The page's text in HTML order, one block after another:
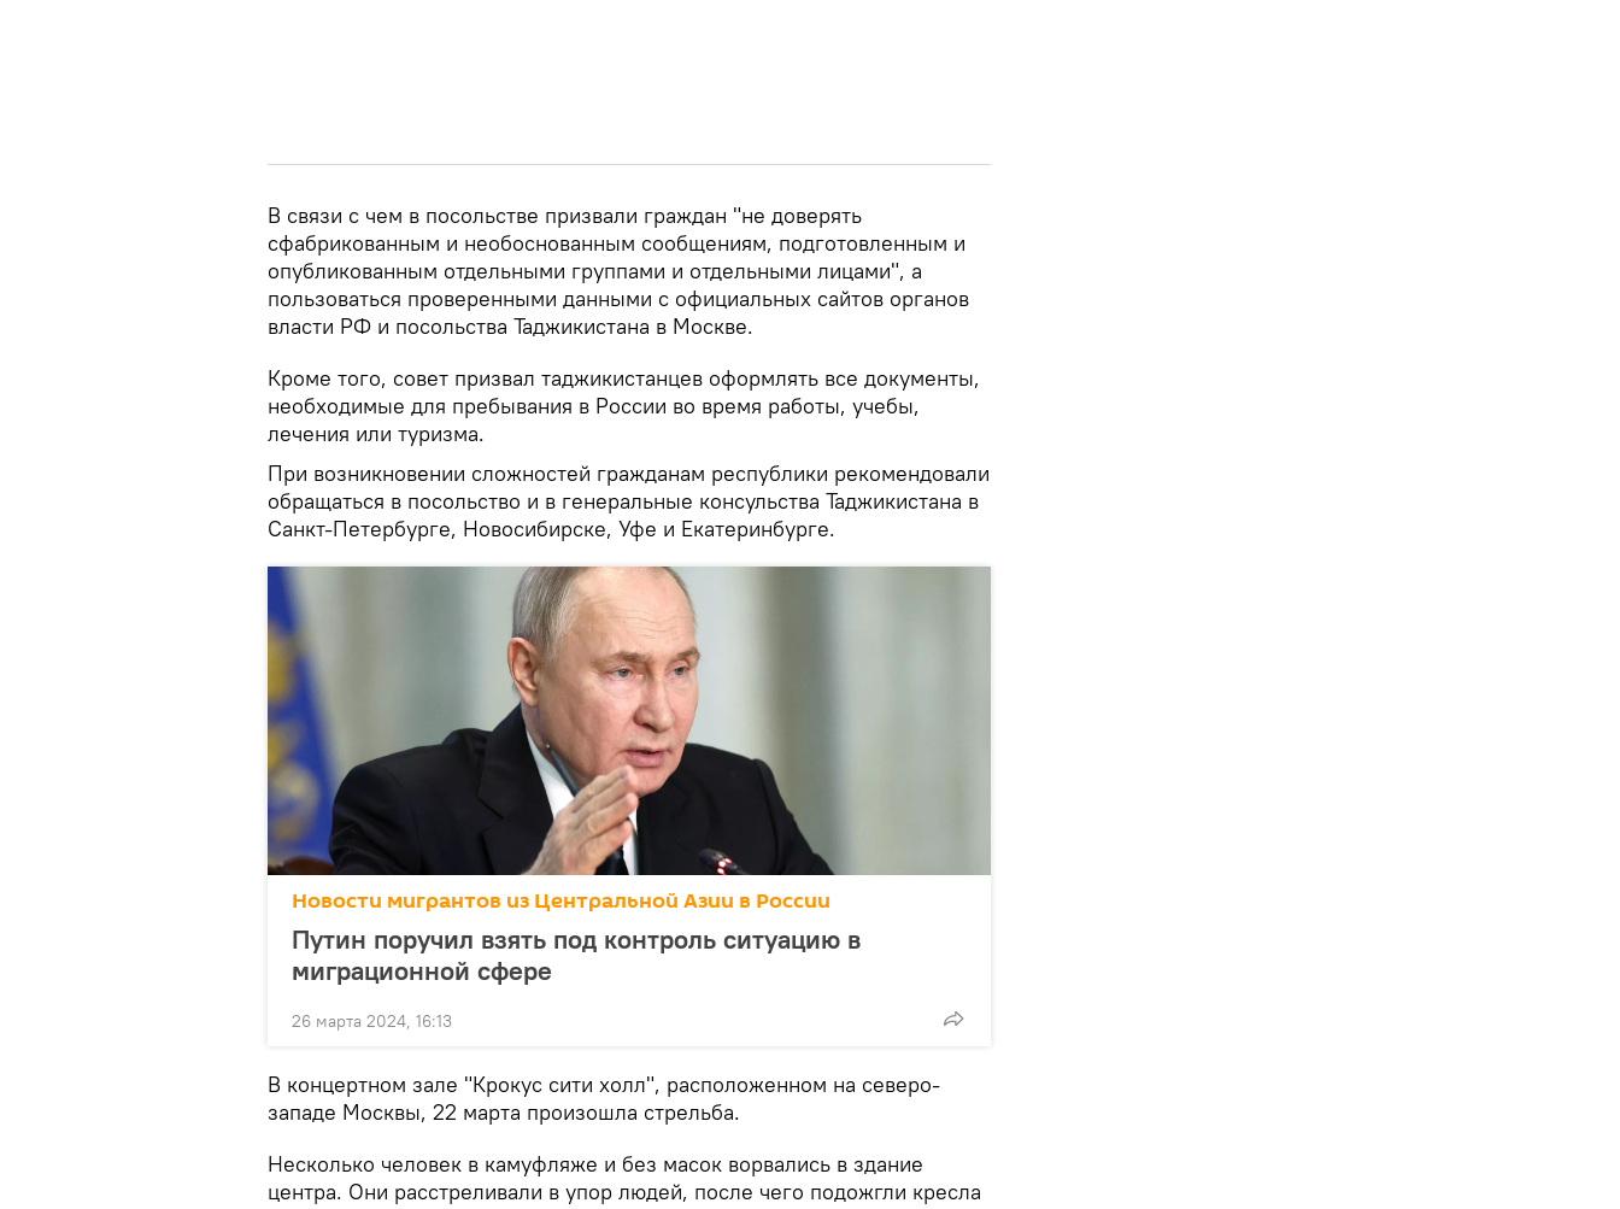
В связи с чем в посольстве призвали граждан "не доверять
сфабрикованным и необоснованным сообщениям, подготовленным и
опубликованным отдельными группами и отдельными лицами", а
пользоваться проверенными данными с официальных сайтов органов
власти РФ и посольства Таджикистана в Москве.
Кроме того, совет призвал таджикистанцев оформлять все документы,
необходимые для пребывания в России во время работы, учебы,
лечения или туризма.
При возникновении сложностей гражданам республики рекомендовали
обращаться в посольство и в генеральные консульства Таджикистана в
Санкт-Петербурге, Новосибирске, Уфе и Екатеринбурге.
Новости мигрантов из Центральной Азии в России
Путин поручил взять под контроль ситуацию в
миграционной сфере
26 марта 2024, 16:13
В концертном зале "Крокус сити холл", расположенном на северо-
западе Москвы, 22 марта произошла стрельба.
Несколько человек в камуфляже и без масок ворвались в здание
центра. Они расстреливали в упор людей, после чего подожгли кресла